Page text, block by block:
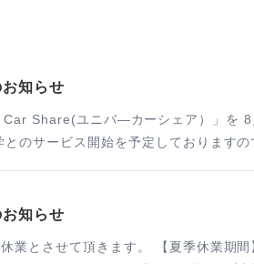
知らせ
Share(ユニバ―カーシェア）」を
ます。 今後も、他大学とのサービス開始を予定しており
知らせ
とさせて頂きます。 【夏季休業期間】